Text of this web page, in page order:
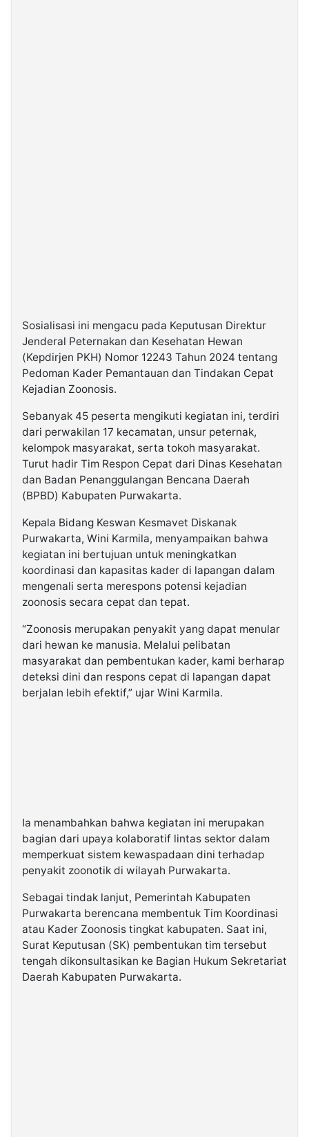
Sosialisasi ini mengacu pada Keputusan Direktur
Jenderal Peternakan dan Kesehatan Hewan
(Kepdirjen PKH) Nomor 12243 Tahun 2024 tentang
Pedoman Kader Pemantauan dan Tindakan Cepat
Kejadian Zoonosis.
Sebanyak 45 peserta mengikuti kegiatan ini, terdiri
dari perwakilan 17 kecamatan, unsur peternak,
kelompok masyarakat, serta tokoh masyarakat.
Turut hadir Tim Respon Cepat dari Dinas Kesehatan
dan Badan Penanggulangan Bencana Daerah
(BPBD) Kabupaten Purwakarta.
Kepala Bidang Keswan Kesmavet Diskanak
Purwakarta, Wini Karmila, menyampaikan bahwa
kegiatan ini bertujuan untuk meningkatkan
koordinasi dan kapasitas kader di lapangan dalam
mengenali serta merespons potensi kejadian
zoonosis secara cepat dan tepat.
“Zoonosis merupakan penyakit yang dapat menular
dari hewan ke manusia. Melalui pelibatan
masyarakat dan pembentukan kader, kami berharap
deteksi dini dan respons cepat di lapangan dapat
berjalan lebih efektif,” ujar Wini Karmila.
Ia menambahkan bahwa kegiatan ini merupakan
bagian dari upaya kolaboratif lintas sektor dalam
memperkuat sistem kewaspadaan dini terhadap
penyakit zoonotik di wilayah Purwakarta.
Sebagai tindak lanjut, Pemerintah Kabupaten
Purwakarta berencana membentuk Tim Koordinasi
atau Kader Zoonosis tingkat kabupaten. Saat ini,
Surat Keputusan (SK) pembentukan tim tersebut
tengah dikonsultasikan ke Bagian Hukum Sekretariat
Daerah Kabupaten Purwakarta.